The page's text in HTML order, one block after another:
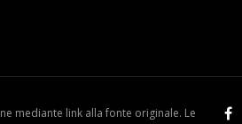
mediante link alla fonte originale. Le